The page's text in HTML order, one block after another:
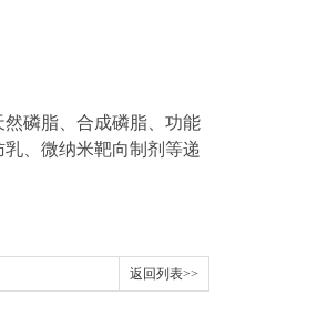
磷脂、合成磷脂、功能
、微纳米靶向制剂等递
返回列表>>